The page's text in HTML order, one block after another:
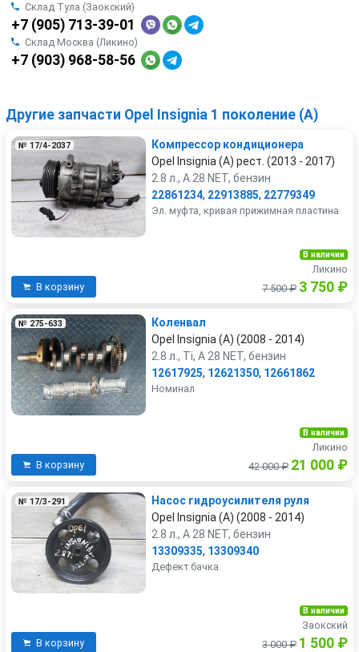
Склад Тула (Заокский)
+7 (905) 713-39-01
Склад Москва (Ликино)
+7 (903) 968-58-56
Другие запчасти Opel Insignia 1 поколение (A)
№ 17/4-2037
Компрессор кондиционера
Opel Insignia (A) рест. (2013 - 2017)
2.8 л., A 28 NET, бензин
22861234, 22913885, 22779349
Эл. муфта, кривая прижимная пластина
В корзину
В наличии
Ликино
7 500 ₽ 3 750 ₽
№ 275-633
Коленвал
Opel Insignia (A) (2008 - 2014)
2.8 л., Ti, A 28 NET, бензин
12617925, 12621350, 12661862
Номинал
В корзину
В наличии
Ликино
42 000 ₽ 21 000 ₽
№ 17/3-291
Насос гидроусилителя руля
Opel Insignia (A) (2008 - 2014)
2.8 л., A 28 NET, бензин
13309335, 13309340
Дефект бачка
В корзину
В наличии
Заокский
3 000 ₽ 1 500 ₽